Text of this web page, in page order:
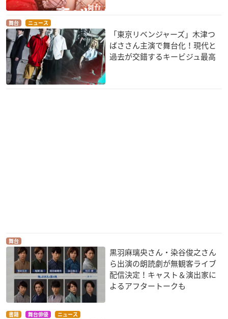
舞台 ニュース
「東京リベンジャーズ」木津つ
ばささん主演で舞台化！現代と
過去が交錯するキービジュ最高
舞台
黒羽麻璃央さん・染谷俊之さん
ら出演の朗読劇が無観客ライブ
配信決定！キャスト＆演出家に
よるアフタートークも
書籍 舞台俳優 ニュース